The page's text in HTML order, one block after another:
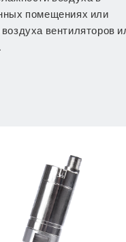
помещениях или
вентиляторов